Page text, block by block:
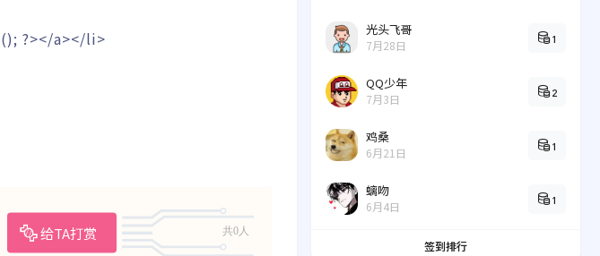
(); ?></a></li>
给TA打赏 共0人
光头飞哥
7月28日 1
QQ少年
7月3日 2
鸡桑
6月21日 1
螭吻
6月4日 1
签到排行